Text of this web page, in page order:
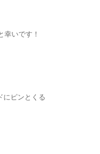
いです！
にピンとくる